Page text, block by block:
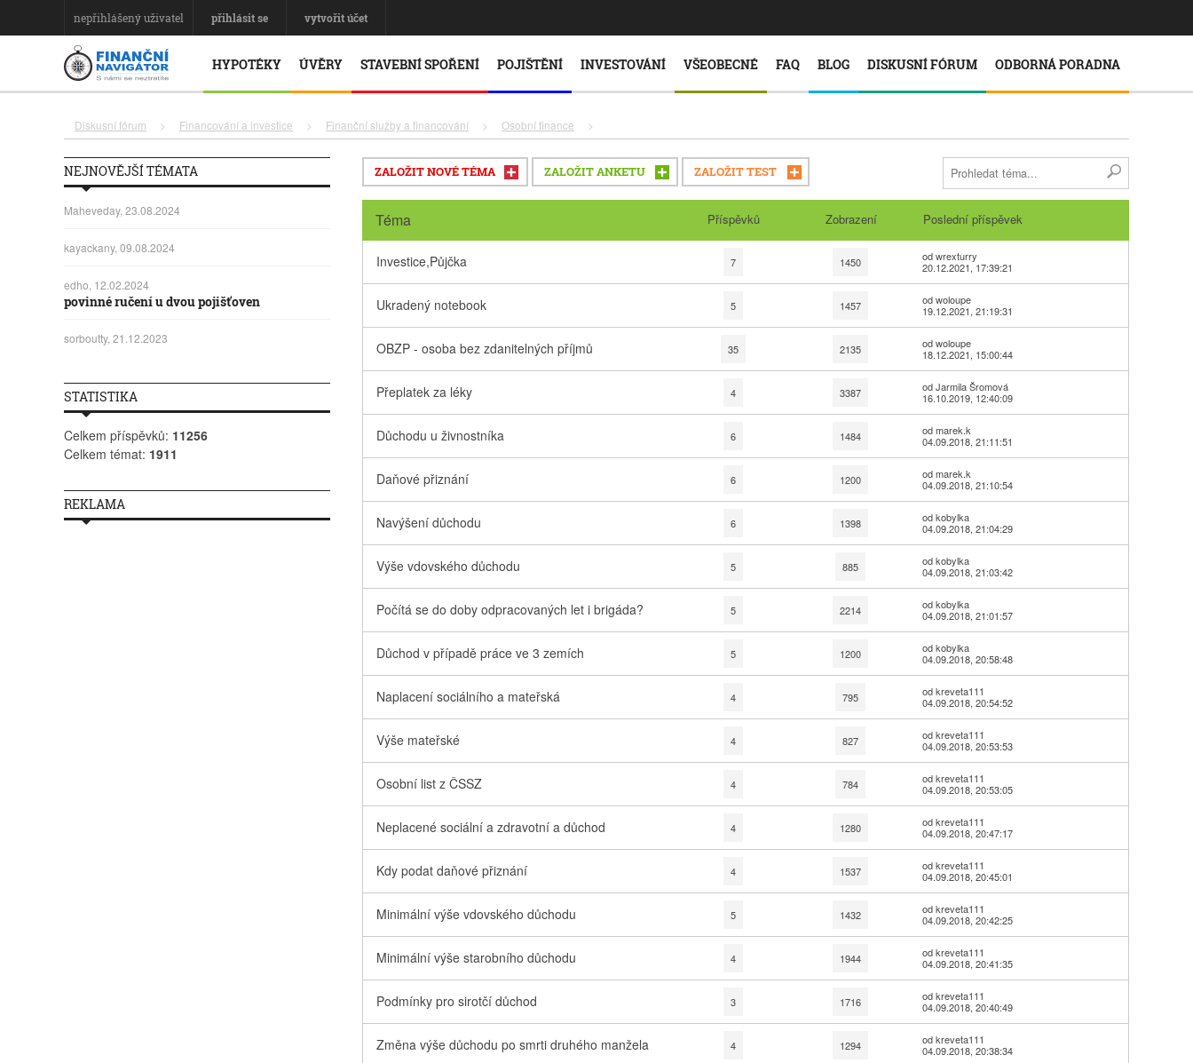
nepřihlášený uživatel přihlásit se vytvořit účet
HYPOTÉKY ÚVĚRY STAVEBNÍ SPOŘENÍ POJIŠTĚNÍ INVESTOVÁNÍ VŠEOBECNÉ FAQ BLOG DISKUSNÍ FÓRUM ODBORNÁ PORADNA
Diskusní fórum > Financování a investice > Finanční služby a financování > Osobní finance >
ZALOŽIT NOVÉ TÉMA ZALOŽIT ANKETU ZALOŽIT TEST
Téma Příspěvků Zobrazení Poslední příspěvek
Investice,Půjčka 7 1450
od wrexturry
20.12.2021, 17:39:21
Ukradený notebook 5 1457
od woloupe
19.12.2021, 21:19:31
OBZP - osoba bez zdanitelných příjmů 35 2135
od woloupe
18.12.2021, 15:00:44
Přeplatek za léky 4 3387
od Jarmila Šromová
16.10.2019, 12:40:09
Důchodu u živnostníka 6 1484
od marek.k
04.09.2018, 21:11:51
Daňové přiznání 6 1200
od marek.k
04.09.2018, 21:10:54
Navýšení důchodu 6 1398
od kobylka
04.09.2018, 21:04:29
Výše vdovského důchodu 5 885
od kobylka
04.09.2018, 21:03:42
Počítá se do doby odpracovaných let i brigáda? 5 2214
od kobylka
04.09.2018, 21:01:57
Důchod v případě práce ve 3 zemích 5 1200
od kobylka
04.09.2018, 20:58:48
Naplacení sociálního a mateřská 4 795
od kreveta111
04.09.2018, 20:54:52
Výše mateřské 4 827
od kreveta111
04.09.2018, 20:53:53
Osobní list z ČSSZ 4 784
od kreveta111
04.09.2018, 20:53:05
Neplacené sociální a zdravotní a důchod 4 1280
od kreveta111
04.09.2018, 20:47:17
Kdy podat daňové přiznání 4 1537
od kreveta111
04.09.2018, 20:45:01
Minimální výše vdovského důchodu 5 1432
od kreveta111
04.09.2018, 20:42:25
Minimální výše starobního důchodu 4 1944
od kreveta111
04.09.2018, 20:41:35
Podmínky pro sirotčí důchod 3 1716
od kreveta111
04.09.2018, 20:40:49
Změna výše důchodu po smrti druhého manžela 4 1294
od kreveta111
04.09.2018, 20:38:34
NEJNOVĚJŠÍ TÉMATA
Maheveday, 23.08.2024
kayackany, 09.08.2024
edho, 12.02.2024
povinné ručení u dvou pojišťoven
sorboutty, 21.12.2023
STATISTIKA
Celkem příspěvků: 11256
Celkem témat: 1911
REKLAMA